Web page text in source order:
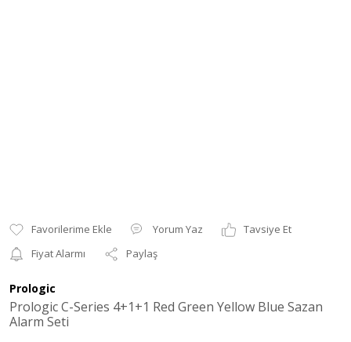
Yorum Yaz
Tavsiye Et
Fiyat Alarmı
Paylaş
Prologic
Prologic C-Series 4+1+1 Red Green Yellow Blue Sazan
Alarm Seti